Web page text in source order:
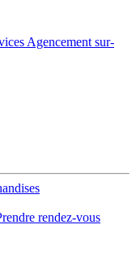
Agencement sur-
rendez-vous